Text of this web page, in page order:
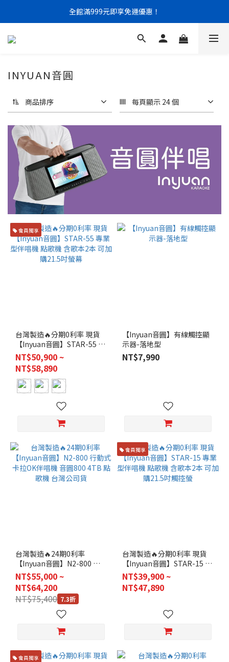
門市限定｜現金結帳不限金額 95 折
全館滿999元即享免運優惠！
門市限定｜現金結帳不限金額 95 折
INYUAN音圓
商品排序 每頁顯示 24 個
會員獨享
台灣製造🔥分期0利率 現貨
【Inyuan音圓】STAR-55 專
業型伴唱機 點歌機 含歌本2
本 可加購21.5吋螢幕
NT$50,900 ~
NT$58,890
【Inyuan音圓】有線觸控顯
示器-落地型
NT$7,990
台灣製造🔥24期0利率
【Inyuan音圓】N2-800 行
動式卡拉OK伴唱機 音圓800
4TB 點歌機 台灣公司貨
NT$55,000 ~
NT$64,200
NT$75,400 7.3折
會員獨享
台灣製造🔥分期0利率 現貨
【Inyuan音圓】STAR-15 專
業型伴唱機 點歌機 含歌本2
本 可加購21.5吋觸控螢
NT$39,900 ~
NT$47,890
會員獨享